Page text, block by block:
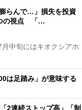
らんで…」損失を投資
の視点 「…
中旬にはキオクシアホ
は足踏み」が意味する
2連続ストップ高」「制